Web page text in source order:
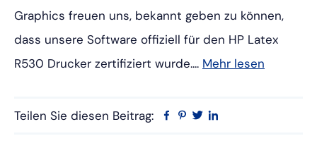
Graphics freuen uns, bekannt geben zu können,
dass unsere Software offiziell für den HP Latex
R530 Drucker zertifiziert wurde.... Mehr lesen
Teilen Sie diesen Beitrag: Facebook
Pinterest
Twitter